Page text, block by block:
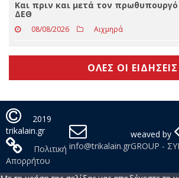
Η Βιολέτα Ίκαρη και η Ορχήστρα
φέρνουν τη δική τους μαγεία στο
08/08/2026 Τοπικά - Θεσσαλικά
Και πριν και μετά τον
08/08/2026 Αιχμηρά
2019